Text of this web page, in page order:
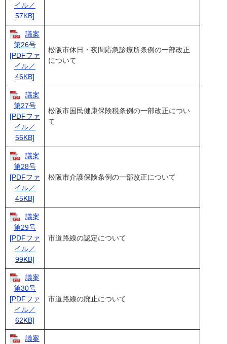
イル／
57KB]
議案
第26号
[PDFファ
イル／
46KB]
松阪市休日・夜間応急診療所条例の一部改正
について
議案
第27号
[PDFファ
イル／
56KB]
松阪市国民健康保険税条例の一部改正につい
て
議案
第28号
[PDFファ
イル／
45KB]
松阪市介護保険条例の一部改正について
議案
第29号
[PDFファ
イル／
99KB]
市道路線の認定について
議案
第30号
[PDFファ
イル／
62KB]
市道路線の廃止について
議案